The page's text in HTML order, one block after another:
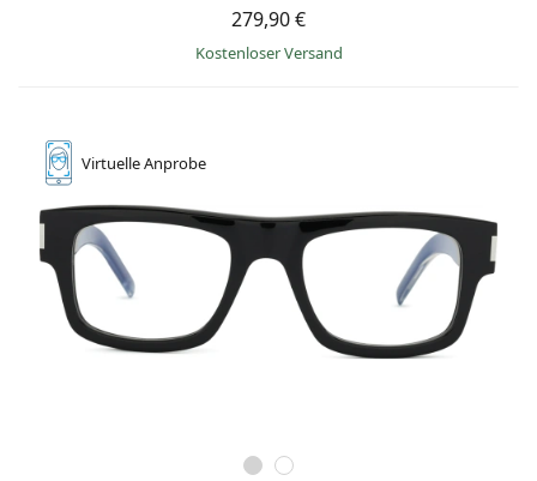
279,90 €
Kostenloser Versand
VirtuelleAnprobe